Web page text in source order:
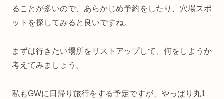
ることが多いので、あらかじめ予約をしたり、穴場スポ
ットを探してみると良いですね。
まずは行きたい場所をリストアップして、何をしようか
考えてみましょう。
私もGWに日帰り旅行をする予定ですが、やっぱり丸1